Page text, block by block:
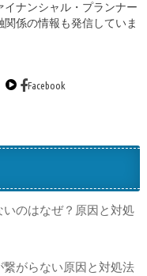
イナンシャル・プランナー
係の情報も発信していま
Facebook
のはなぜ？原因と対処
がらない原因と対処法